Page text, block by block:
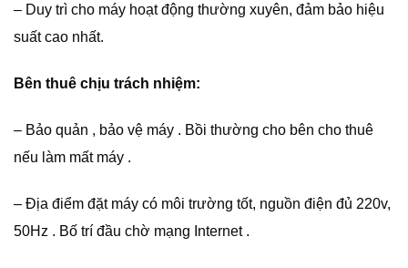
– Duy trì cho máy hoạt động thường xuyên, đảm bảo hiệu
suất cao nhất.
Bên thuê chịu trách nhiệm:
– Bảo quản , bảo vệ máy . Bồi thường cho bên cho thuê
nếu làm mất máy .
– Địa điểm đặt máy có môi trường tốt, nguồn điện đủ 220v,
50Hz . Bố trí đầu chờ mạng Internet .